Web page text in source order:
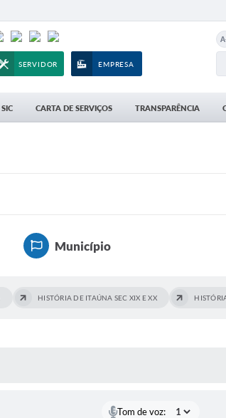
SERVIDOR EMPRESA
SIC CARTA DE SERVIÇOS TRANSPARÊNCIA
Município
HISTÓRIA DE ITAÚNA SEC XIX E XX
Tom de voz: